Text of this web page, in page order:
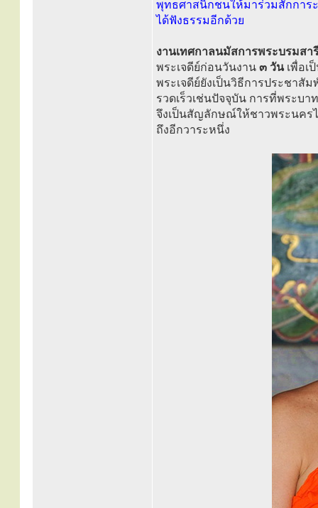
พุทธศาสนิกชนให้มาร่วมสักการะ
ได้ฟังธรรมอีกด้วย
งานเทศกาลนมัสการพระบรมส
พระเจดีย์ก่อนวันงาน ๓ วันเพื่อเ
พระเจดีย์ยังเป็นวิธีการประชา
รวดเร็วเช่นปัจจุบัน การที่พระบ
จึงเป็นสัญลักษณ์ให้ชาวพระนคร
ถึงอีกวาระหนึ่ง